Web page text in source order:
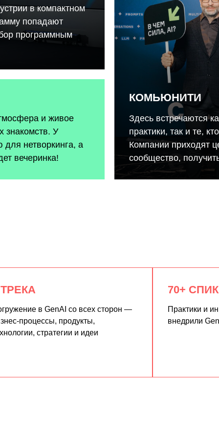
в компактном
попадают
программным
и живое
У
для нетворкинга, а
вечеринка!
КОМЬЮНИТИ
Здесь встречаются
практики, так и те,
Компании приходят
сообщество,
в GenAI со всех сторон —
процессы, продукты,
стратегии и идеи
70+
Практики и
внедрили